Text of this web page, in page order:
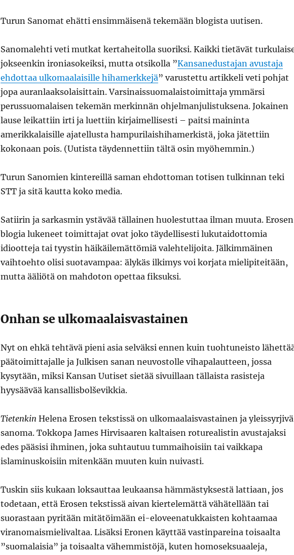
Turun Sanomat ehätti ensimmäisenä tekemään blogista uutisen.
Sanomalehti veti mutkat kertaheitolla suoriksi. Kaikki tietävät
jokseenkin ironiasokeiksi, mutta otsikolla ”Kansanedustajan avustaja
ehdottaa ulkomaalaisille hihamerkkejä” varustettu artikkeli veti pohjat
jopa auranlaaksolaisittain. Varsinaissuomalaistoimittaja ymmärsi
perussuomalaisen tekemän merkinnän ohjelmanjulistuksena. Jokainen
lause leikattiin irti ja luettiin kirjaimellisesti – paitsi maininta
amerikkalaisille ajatellusta hampurilaishihamerkistä, joka jätettiin
kokonaan pois. (Uutista täydennettiin tältä osin myöhemmin.)
Turun Sanomien kintereillä saman ehdottoman totisen tulkinnan teki
STT ja sitä kautta koko media.
Satiirin ja sarkasmin ystävää tällainen huolestuttaa ilman muuta. Erosen
blogia lukeneet toimittajat ovat joko täydellisesti lukutaidottomia
idiootteja tai tyystin häikäilemättömiä valehtelijoita. Jälkimmäinen
vaihtoehto olisi suotavampaa: älykäs ilkimys voi korjata mielipiteitään,
mutta ääliötä on mahdoton opettaa fiksuksi.
Onhan se ulkomaalaisvastainen
Nyt on ehkä tehtävä pieni asia selväksi ennen kuin tuohtuneisto
päätoimittajalle ja Julkisen sanan neuvostolle vihapalautteen, jossa
kysytään, miksi Kansan Uutiset sietää sivuillaan tällaista rasisteja
hyysäävää kansallisbolševikkia.
Tietenkin Helena Erosen tekstissä on ulkomaalaisvastainen ja yleissyrjivä
sanoma. Tokkopa James Hirvisaaren kaltaisen roturealistin avustajaksi
edes pääsisi ihminen, joka suhtautuu tummaihoisiin tai vaikkapa
islaminuskoisiin mitenkään muuten kuin nuivasti.
Tuskin siis kukaan loksauttaa leukaansa hämmästyksestä lattiaan, jos
todetaan, että Erosen tekstissä aivan kiertelemättä vähätellään tai
suorastaan pyritään mitätöimään ei-eloveenatukkaisten kohtaamaa
viranomaismielivaltaa. Lisäksi Eronen käyttää vastinpareina toisaalta
”suomalaisia” ja toisaalta vähemmistöjä, kuten homoseksuaaleja,